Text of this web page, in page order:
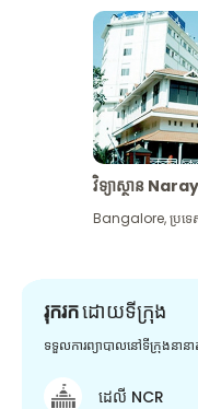
វិទ្យាស្ថាន
Bangalore,ប្រទ
រុករកដោយទីក្រុង
ទទួលការព្យាបាលនៅទីក្រុងនា
ដេលី NCR